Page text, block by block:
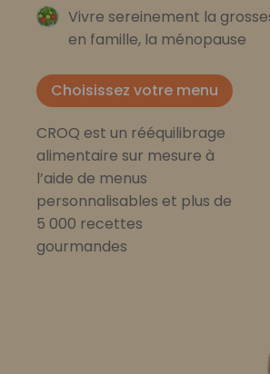
Vivre sereinement la
en famille, la ménopause
Choisissez votre menu
CROQ est un rééquilibrage
alimentaire sur mesure à
l’aide de menus
personnalisables et plus de
5 000 recettes
gourmandes